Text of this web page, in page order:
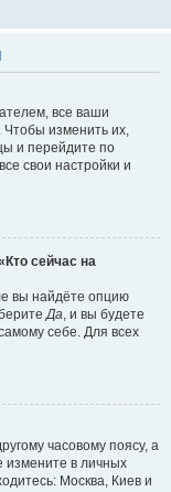
все ваши
Чтобы изменить их,
и перейдите по
свои настройки и
сейчас на
вы найдёте опцию
Да, и вы будете
себе. Для всех
часовому поясу, а
измените в личных
Москва, Киев и